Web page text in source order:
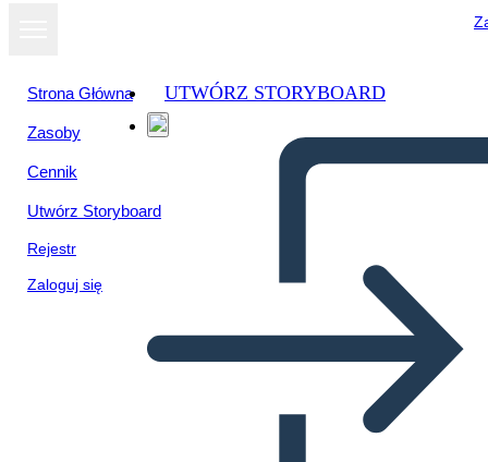
Strona Główna
Zasoby
Cennik
Utwórz Storyboard
Rejestr
Zaloguj się
UTWÓRZ STORYBOARD
Le Grandi Menti Della